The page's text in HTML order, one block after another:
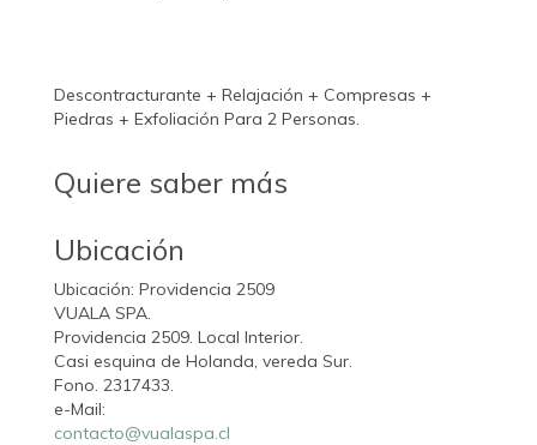
Descontracturante + Relajación + Compresas +
Piedras + Exfoliación Para 2 Personas.
Quiere saber más
Ubicación
Ubicación: Providencia 2509
VUALA SPA.
Providencia 2509. Local Interior.
Casi esquina de Holanda, vereda Sur.
Fono. 2317433.
e-Mail:
contacto@vualaspa.cl